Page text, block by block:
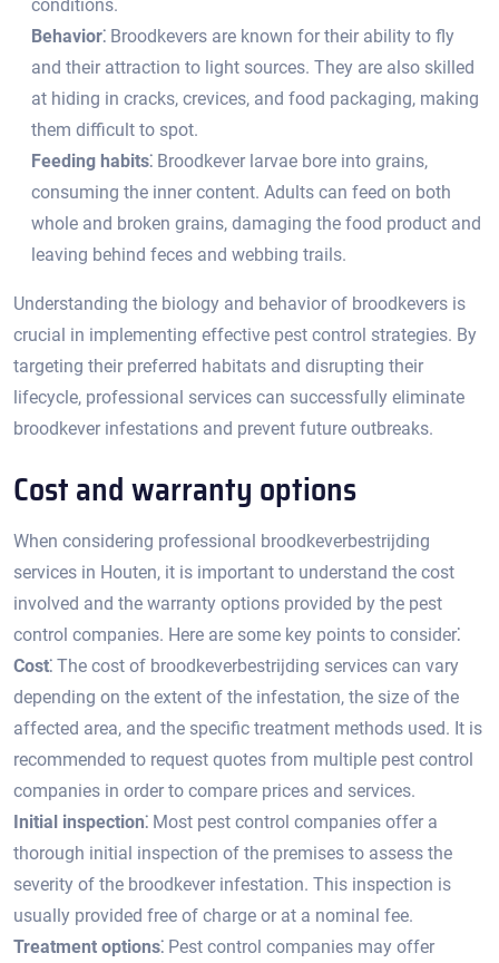
conditions.​
Behavior⁚ Broodkevers are known for their ability to fly
and their attraction to light sources. They are also skilled
at hiding in cracks, crevices, and food packaging, making
them difficult to spot.​
Feeding habits⁚ Broodkever larvae bore into grains,
consuming the inner content.​ Adults can feed on both
whole and broken grains, damaging the food product and
leaving behind feces and webbing trails.​
Understanding the biology and behavior of broodkevers is
crucial in implementing effective pest control strategies.​ By
targeting their preferred habitats and disrupting their
lifecycle, professional services can successfully eliminate
broodkever infestations and prevent future outbreaks.​
Cost and warranty options
When considering professional broodkeverbestrijding
services in Houten, it is important to understand the cost
involved and the warranty options provided by the pest
control companies.​ Here are some key points to consider⁚
Cost⁚ The cost of broodkeverbestrijding services can vary
depending on the extent of the infestation, the size of the
affected area, and the specific treatment methods used.​ It is
recommended to request quotes from multiple pest control
companies in order to compare prices and services.​
Initial inspection⁚ Most pest control companies offer a
thorough initial inspection of the premises to assess the
severity of the broodkever infestation.​ This inspection is
usually provided free of charge or at a nominal fee.
Treatment options⁚ Pest control companies may offer